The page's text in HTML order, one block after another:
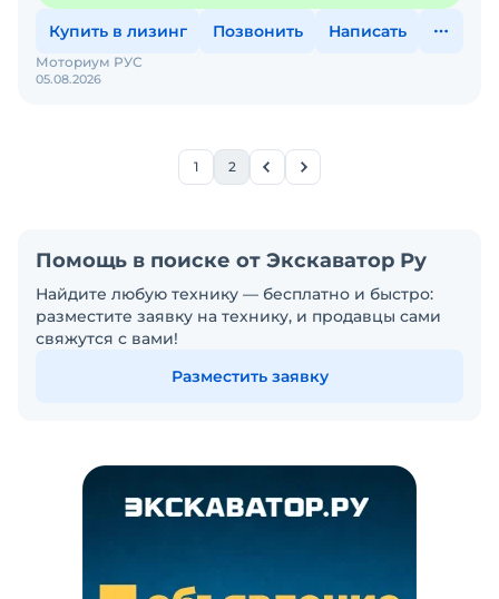
Купить в лизинг Позвонить Написать
05.08.2026
Моториум РУС
1 2
Помощь в поиске от Экскаватор Ру
Найдите любую технику — бесплатно и быстро:
разместите заявку на технику, и продавцы сами
свяжутся с вами!
Разместить заявку